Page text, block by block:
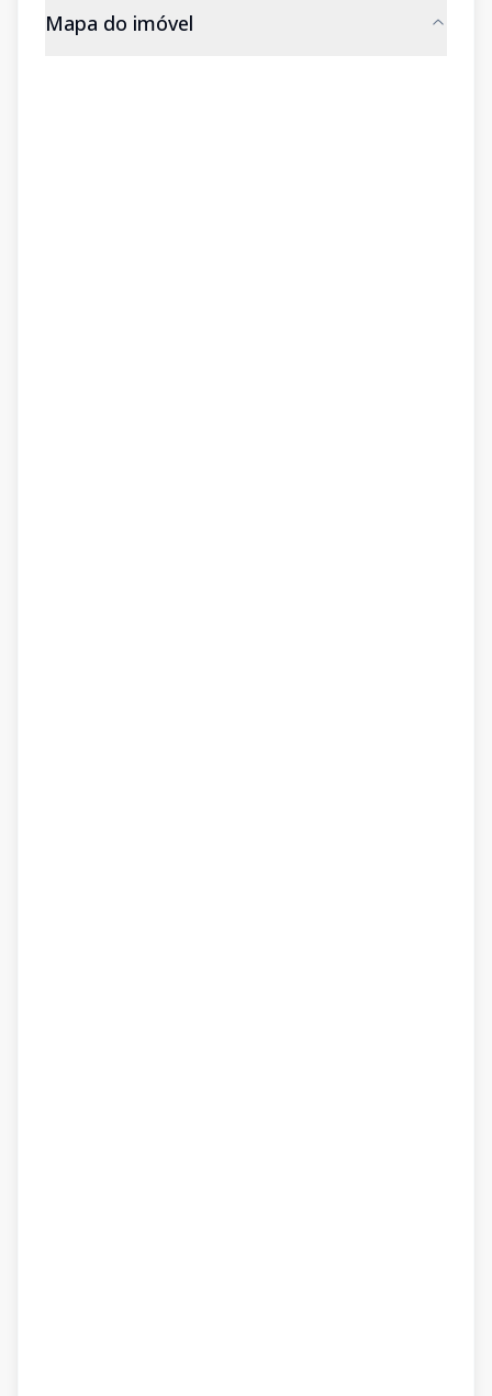
Mapa do imóvel